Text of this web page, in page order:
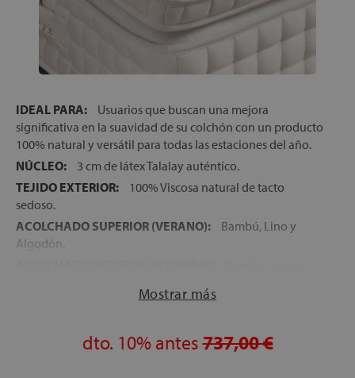
IDEAL PARA:
Usuarios que buscan una mejora
significativa en la suavidad de su colchón con un producto
100% natural y versátil para todas las estaciones del año.
NÚCLEO:
3 cm de látex Talalay auténtico.
TEJIDO EXTERIOR:
100% Viscosa natural de tacto
sedoso.
ACOLCHADO SUPERIOR (VERANO):
Bambú, Lino y
Algodón.
Cerrado con doble ribete de alta
FIJACIÓN AL COLCHÓN: 4 asas laterales elásticas para
Mostrar más
dto. 10% antes737,00 €